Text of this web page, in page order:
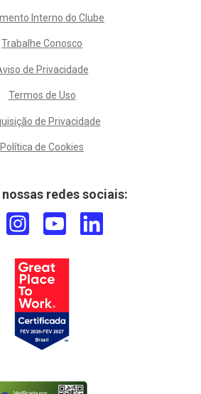
Interno do Clube
Trabalhe Conosco
de Privacidade
Termos de Uso
de Privacidade
Política de Cookies
redes sociais: